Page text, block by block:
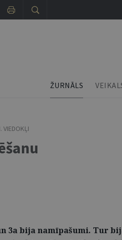
ŽURNĀLS
VIEDOKĻI
3a bija namīpašumi. Tur